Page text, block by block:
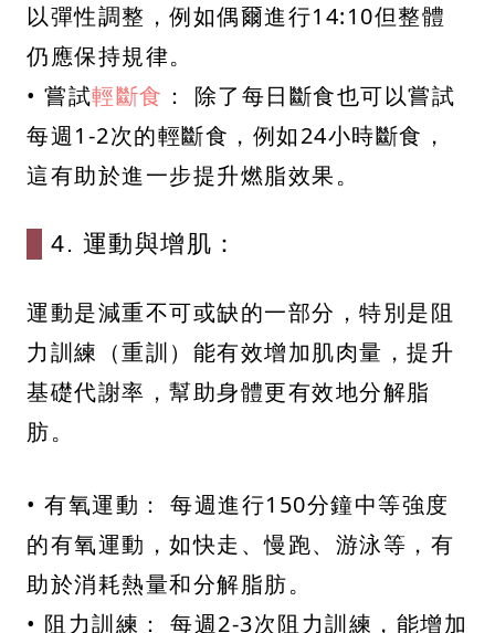
以彈性調整，例如偶爾進行14:10但整體
仍應保持規律。
• 嘗試輕斷食 ： 除了每日斷食也可以嘗試
每週1-2次的輕斷食，例如24小時斷食，
這有助於進一步提升燃脂效果。
4. 運動與增肌：
運動是減重不可或缺的一部分，特別是阻
力訓練（重訓）能有效增加肌肉量，提升
基礎代謝率，幫助身體更有效地分解脂
肪。
• 有氧運動： 每週進行150分鐘中等強度
的有氧運動，如快走、慢跑、游泳等，有
助於消耗熱量和分解脂肪。
• 阻力訓練： 每週2-3次阻力訓練，能增加